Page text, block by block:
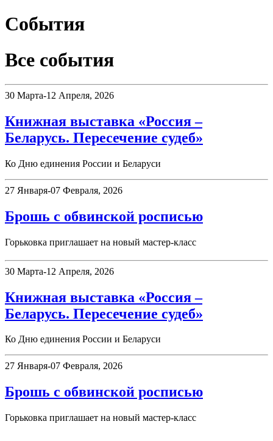
События
Все события
30 Марта-12 Апреля, 2026
Книжная выставка «Россия –
Беларусь. Пересечение судеб»
Ко Дню единения России и Беларуси
27 Января-07 Февраля, 2026
Брошь с обвинской росписью
Горьковка приглашает на новый мастер-класс
30 Марта-12 Апреля, 2026
Книжная выставка «Россия –
Беларусь. Пересечение судеб»
Ко Дню единения России и Беларуси
27 Января-07 Февраля, 2026
Брошь с обвинской росписью
Горьковка приглашает на новый мастер-класс